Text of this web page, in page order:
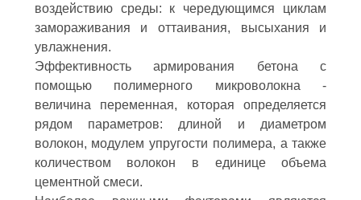
воздействию среды: к чередующимся циклам
замораживания и оттаивания, высыхания и
увлажнения.
Эффективность армирования бетона с
помощью полимерного микроволокна -
величина переменная, которая определяется
рядом параметров: длиной и диаметром
волокон, модулем упругости полимера, а также
количеством волокон в единице объема
цементной смеси.